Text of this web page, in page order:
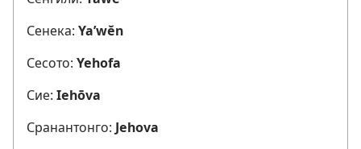
Сенека: Ya’wĕn
Сесото: Yehofa
Сие: Iehōva
Сранантонго: Jehova